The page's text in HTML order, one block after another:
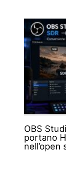
OBS
portano
nell’open